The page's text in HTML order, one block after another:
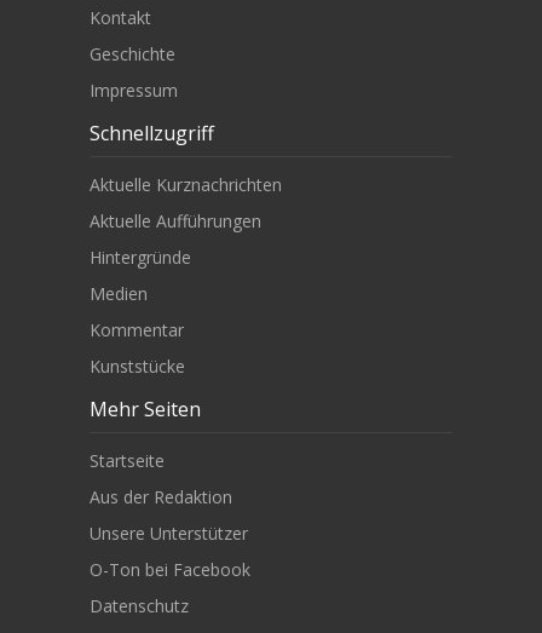
Kontakt
Geschichte
Impressum
Schnellzugriff
Aktuelle Kurznachrichten
Aktuelle Aufführungen
Hintergründe
Medien
Kommentar
Kunststücke
Mehr Seiten
Startseite
Aus der Redaktion
Unsere Unterstützer
O-Ton bei Facebook
Datenschutz